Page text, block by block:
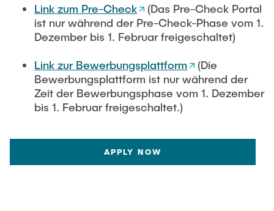
Link zum Pre-Check
(Das Pre-Check Portal
ist nur während der Pre-Check-Phase vom 1.
Dezember bis 1. Februar freigeschaltet)
Link zur Bewerbungsplattform
(Die
Bewerbungsplattform ist nur während der
Zeit der Bewerbungsphase vom 1. Dezember
bis 1. Februar freigeschaltet.)
APPLY NOW